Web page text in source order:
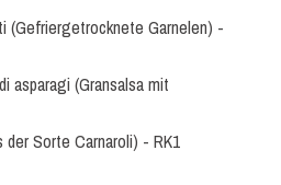
(Gefriergetrocknete Garnelen) -
asparagi (Gransalsa mit
der Sorte Carnaroli) - RK1